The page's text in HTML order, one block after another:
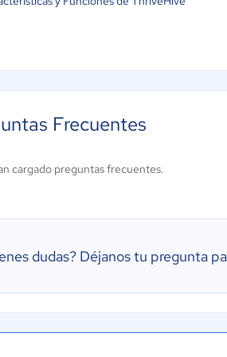
Frecuentes
cargado preguntas frecuentes.
dudas? Déjanos tu pregunta